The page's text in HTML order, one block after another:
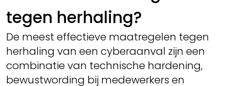
tegen herhaling?
De meest effectieve maatregelen tegen
herhaling van een cyberaanval zijn een
combinatie van technische hardening,
bewustwording bij medewerkers en